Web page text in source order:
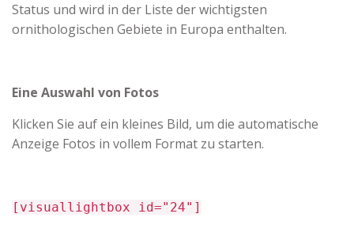
Status und wird in der Liste der wichtigsten
ornithologischen Gebiete in Europa enthalten.
Eine Auswahl von Fotos
Klicken Sie auf ein kleines Bild, um die automatische
Anzeige Fotos in vollem Format zu starten.
[visuallightbox id="24"]